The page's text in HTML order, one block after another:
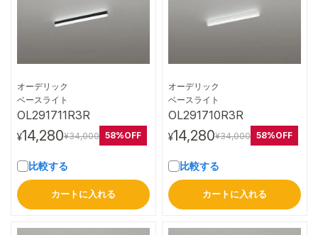
オーデリック
ベースライト
OL291711R3R
¥14,280¥34,000 58%OFF
比較する
カートに入れる
オーデリック
ベースライト
OL291710R3R
¥14,280¥34,000 58%OFF
比較する
カートに入れる